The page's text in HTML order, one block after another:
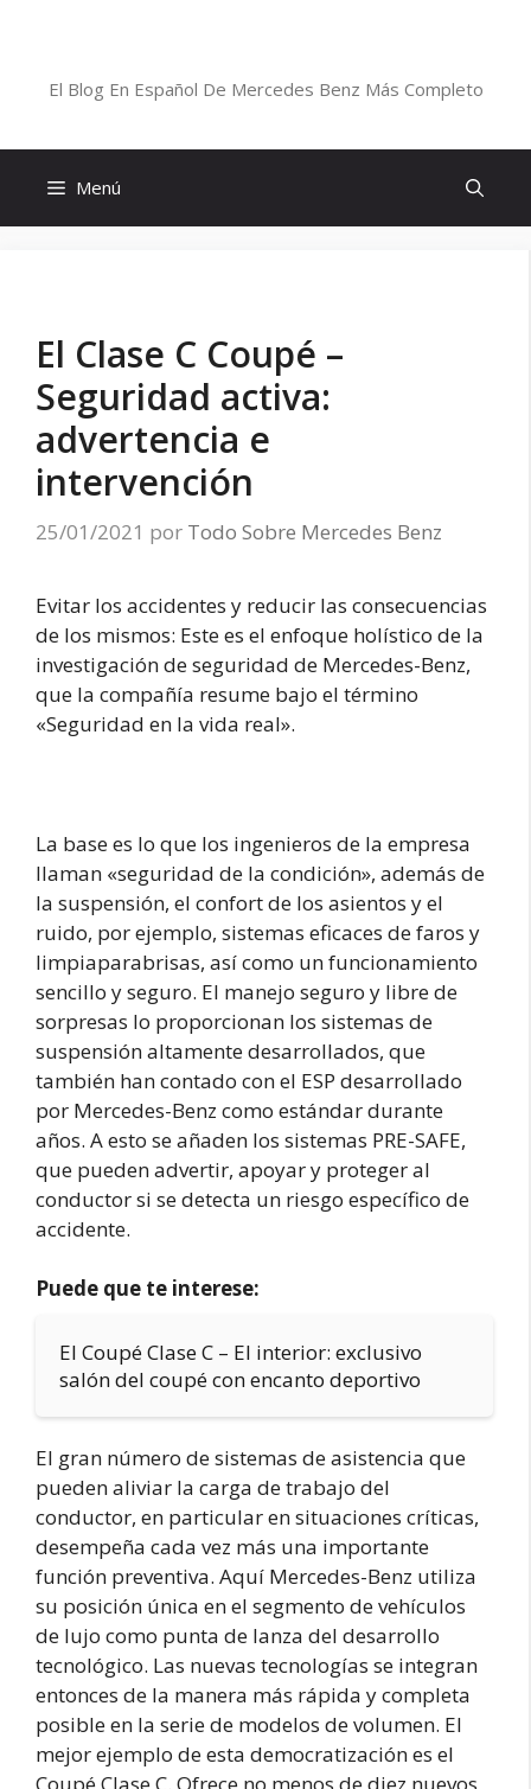
El Blog En Español De Mercedes Benz Más Completo
Menú
El Clase C Coupé –
Seguridad activa:
advertencia e
intervención
25/01/2021 por Todo Sobre Mercedes Benz
Evitar los accidentes y reducir las consecuencias
de los mismos: Este es el enfoque holístico de la
investigación de seguridad de Mercedes-Benz,
que la compañía resume bajo el término
«Seguridad en la vida real».
La base es lo que los ingenieros de la empresa
llaman «seguridad de la condición», además de
la suspensión, el confort de los asientos y el
ruido, por ejemplo, sistemas eficaces de faros y
limpiaparabrisas, así como un funcionamiento
sencillo y seguro. El manejo seguro y libre de
sorpresas lo proporcionan los sistemas de
suspensión altamente desarrollados, que
también han contado con el ESP desarrollado
por Mercedes-Benz como estándar durante
años. A esto se añaden los sistemas PRE-SAFE,
que pueden advertir, apoyar y proteger al
conductor si se detecta un riesgo específico de
accidente.
Puede que te interese:
El Coupé Clase C – El interior: exclusivo
salón del coupé con encanto deportivo
El gran número de sistemas de asistencia que
pueden aliviar la carga de trabajo del
conductor, en particular en situaciones críticas,
desempeña cada vez más una importante
función preventiva. Aquí Mercedes-Benz utiliza
su posición única en el segmento de vehículos
de lujo como punta de lanza del desarrollo
tecnológico. Las nuevas tecnologías se integran
entonces de la manera más rápida y completa
posible en la serie de modelos de volumen. El
mejor ejemplo de esta democratización es el